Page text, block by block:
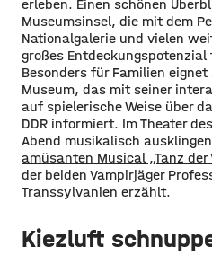
erleben. Einen schönen
Museumsinsel, die mit dem
Nationalgalerie und vielen
großes
Besonders für Familien eignet
Museum, das mit seiner
auf spielerische Weise über
DDR informiert. Im Theater
Abend musikalisch
amüsanten Musical „Tanz der
der beiden Vampirjäger
Transsylvanien erzählt.
Kiezluft